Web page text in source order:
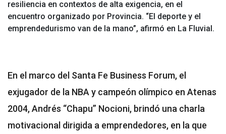
resiliencia en contextos de alta exigencia, en el
encuentro organizado por Provincia. “El deporte y el
emprendedurismo van de la mano”, afirmó en La Fluvial.
En el marco del Santa Fe Business Forum, el
exjugador de la NBA y campeón olímpico en Atenas
2004, Andrés “Chapu” Nocioni, brindó una charla
motivacional dirigida a emprendedores, en la que